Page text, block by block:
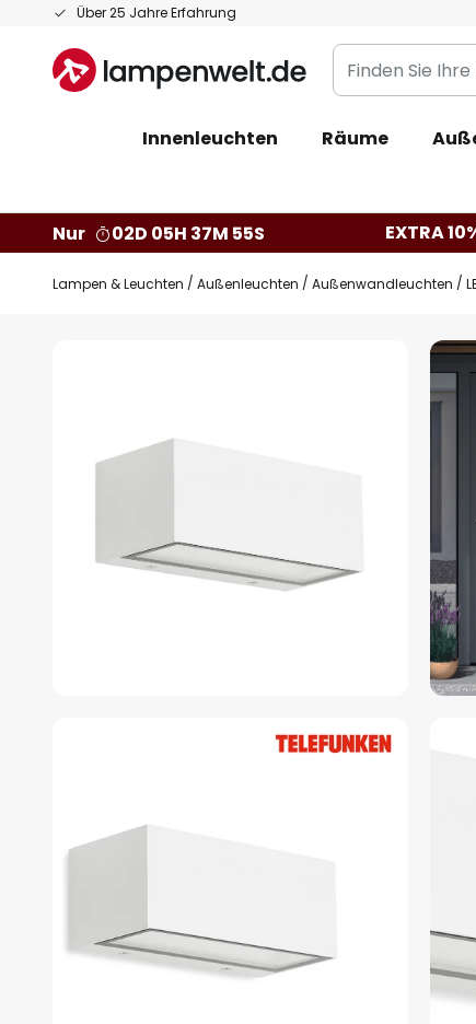
Über 25 Jahre Erfahrung
Zum
springen
Finden
Sie
Leuchte...
Innenleuchten Räume
Nur
02D 05H 37M 54S EXTRA
Lampen & Leuchten Außenleuchten Außenwandleuchten
springen